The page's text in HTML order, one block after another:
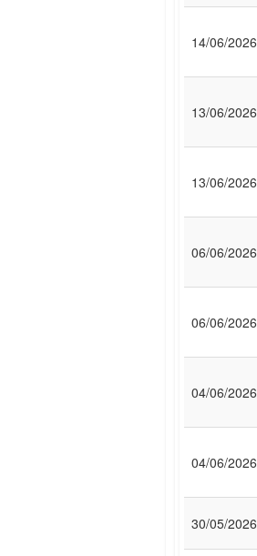
14/06/2026
13/06/2026
13/06/2026
06/06/2026
06/06/2026
04/06/2026
04/06/2026
30/05/2026